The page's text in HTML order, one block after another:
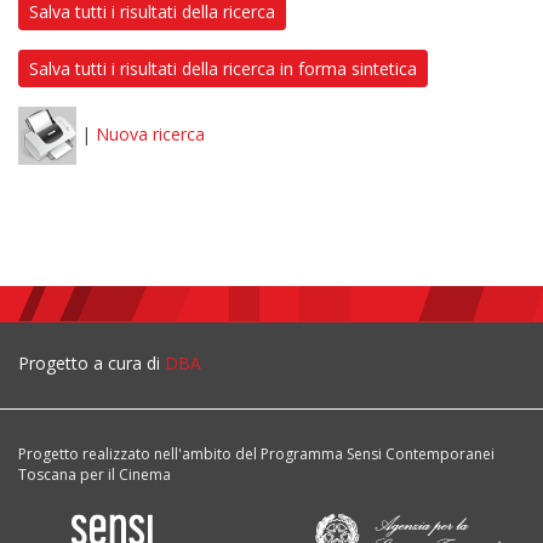
Salva tutti i risultati della ricerca
Salva tutti i risultati della ricerca in forma sintetica
| Nuova ricerca
Progetto a cura di DBA
Progetto realizzato nell'ambito del Programma Sensi Contemporanei
Toscana per il Cinema